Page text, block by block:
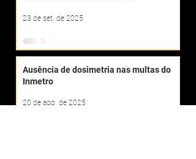
23 de set. de 2025
Ausência de dosimetria nas multas do
Inmetro
20 de ago. de 2025